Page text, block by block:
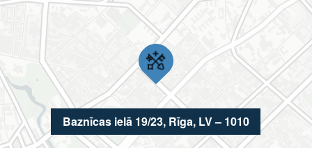
Baznīcas ielā 19/23, Rīga, LV – 1010